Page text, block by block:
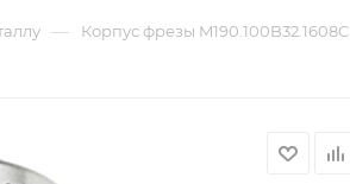
— Корпус фрезы M190.100B32.1608C